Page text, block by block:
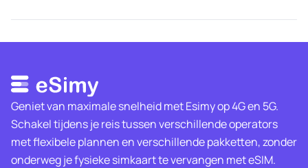
Geniet van maximale snelheid met Esimy op 4G en 5G.
Schakel tijdens je reis tussen verschillende operators
met flexibele plannen en verschillende pakketten, zonder
onderweg je fysieke simkaart te vervangen met eSIM.